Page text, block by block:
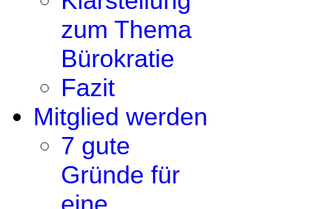
zum Thema
Bürokratie
Fazit
Mitglied werden
7 gute
Gründe für